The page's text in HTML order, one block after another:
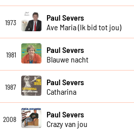
1973
Paul Severs
Ave Maria (Ik bid tot jou)
1981
Paul Severs
Blauwe nacht
1987
Paul Severs
Catharina
2008
Paul Severs
Crazy van jou